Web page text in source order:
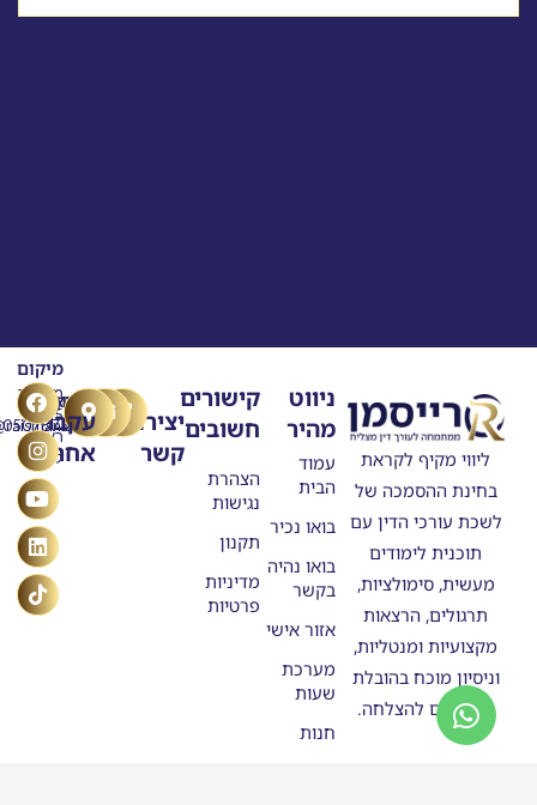
ליווי מקיף לקראת
בחינת ההסמכה של
לשכת עורכי הדין עם
תוכנית לימודים
מעשית, סימולציות,
תרגולים, הרצאות
מקצועיות ומנטליות,
וניסיון מוכח בהובלת
מתמחים להצלחה.
ניווט
מהיר
עמוד
הבית
בואו נכיר
בואו נהיה
בקשר
אזור אישי
מערכת
שעות
חנות
קישורים
חשובים
הצהרת
נגישות
תקנון
מדיניות
פרטיות
יצירת
קשר
טלפון
0507875558
דוא"ל
ask@raisman.ac
מיקום
מרילנד
5
ראשון
לציון
עקבו
אחרינו
F
a
c
e
o
o
I
n
s
t
g
m
Y
o
u
t
b
e
L
i
n
k
d
n
T
i
k
t